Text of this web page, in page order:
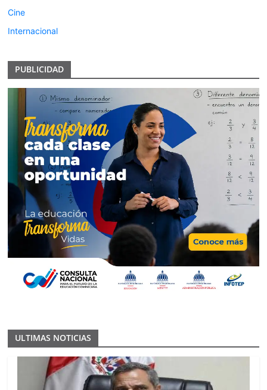
Cine
Internacional
PUBLICIDAD
ULTIMAS NOTICIAS